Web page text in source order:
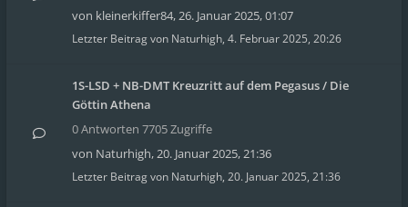
von kleinerkiffer84,26. Januar 2025, 01:07
Letzter Beitrag von Naturhigh, 4. Februar 2025, 20:26
1S-LSD + NB-DMT Kreuzritt auf dem Pegasus / Die
Göttin Athena
0 Antworten 7705 Zugriffe
von Naturhigh,20. Januar 2025, 21:36
Letzter Beitrag von Naturhigh, 20. Januar 2025, 21:36